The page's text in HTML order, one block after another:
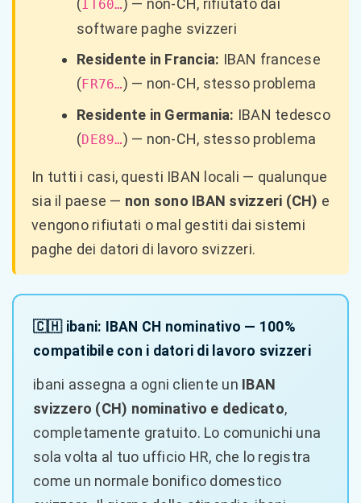
(IT60…) — non-CH, rifiutato dai
software paghe svizzeri
Residente in Francia: IBAN francese
(FR76…) — non-CH, stesso problema
Residente in Germania: IBAN tedesco
(DE89…) — non-CH, stesso problema
In tutti i casi, questi IBAN locali — qualunque
sia il paese — non sono IBAN svizzeri (CH) e
vengono rifiutati o mal gestiti dai sistemi
paghe dei datori di lavoro svizzeri.
🇨🇭 ibani: IBAN CH nominativo — 100%
compatibile con i datori di lavoro svizzeri
ibani assegna a ogni cliente un IBAN
svizzero (CH) nominativo e dedicato,
completamente gratuito. Lo comunichi una
sola volta al tuo ufficio HR, che lo registra
come un normale bonifico domestico